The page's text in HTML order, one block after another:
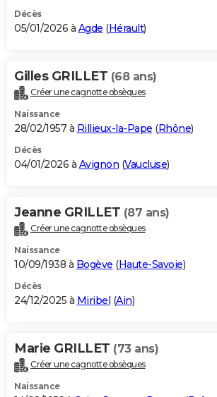
Décès
05/01/2026 à Agde (Hérault)
Gilles GRILLET (68 ans)
Créer une cagnotte obsèques
Naissance
28/02/1957 à Rillieux-la-Pape (Rhône)
Décès
04/01/2026 à Avignon (Vaucluse)
Jeanne GRILLET (87 ans)
Créer une cagnotte obsèques
Naissance
10/09/1938 à Bogève (Haute-Savoie)
Décès
24/12/2025 à Miribel (Ain)
Marie GRILLET (73 ans)
Créer une cagnotte obsèques
Naissance